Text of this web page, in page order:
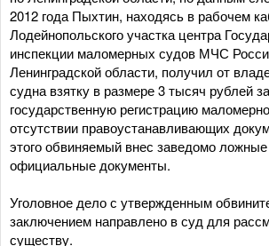
2012 года Пыхтин, находясь в рабочем
Лодейнопольского участка центра
инспекции маломерных судов МЧС
Ленинградской области, получил от
судна взятку в размере 3 тысяч рублей
государственную регистрацию
отсутствии правоустанавливающих
этого обвиняемый внес заведомо
официальные документы.
Уголовное дело с утвержденным
заключением направлено в суд для
существу.